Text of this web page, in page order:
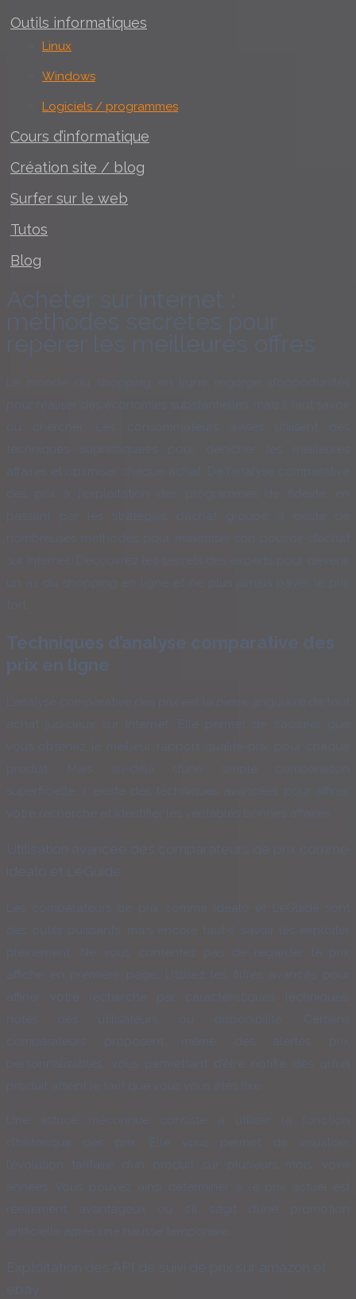
Outils informatiques
Linux
Windows
Logiciels / programmes
Cours d’informatique
Création site / blog
Surfer sur le web
Tutos
Blog
Acheter sur internet :
méthodes secrètes pour
repérer les meilleures offres
Le monde du shopping en ligne regorge d’opportunités
pour réaliser des économies substantielles, mais il faut savoir
où chercher. Les consommateurs avisés utilisent des
techniques sophistiquées pour dénicher les meilleures
affaires et optimiser chaque achat. De l’analyse comparative
des prix à l’exploitation des programmes de fidélité, en
passant par les stratégies d’achat groupé, il existe de
nombreuses méthodes pour maximiser son pouvoir d’achat
sur Internet. Découvrez les secrets des experts pour devenir
un as du shopping en ligne et ne plus jamais payer le prix
fort.
Techniques d’analyse comparative des
prix en ligne
L’analyse comparative des prix est la pierre angulaire de tout
achat judicieux sur Internet. Elle permet de s’assurer que
vous obtenez le meilleur rapport qualité-prix pour chaque
produit. Mais au-delà d’une simple comparaison
superficielle, il existe des techniques avancées pour affiner
votre recherche et identifier les véritables bonnes affaires.
Utilisation avancée des comparateurs de prix comme
idealo et LeGuide
Les comparateurs de prix comme Idealo et LeGuide sont
des outils puissants, mais encore faut-il savoir les exploiter
pleinement. Ne vous contentez pas de regarder le prix
affiché en première page. Utilisez les filtres avancés pour
affiner votre recherche par caractéristiques techniques,
notes des utilisateurs, ou disponibilité. Certains
comparateurs proposent même des alertes prix
personnalisables, vous permettant d’être notifié dès qu’un
produit atteint le tarif que vous vous êtes fixé.
Une astuce méconnue consiste à utiliser la fonction
d’historique des prix. Elle vous permet de visualiser
l’évolution tarifaire d’un produit sur plusieurs mois, voire
années. Vous pouvez ainsi déterminer si le prix actuel est
réellement avantageux ou s’il s’agit d’une promotion
artificielle après une hausse temporaire.
Exploitation des API de suivi de prix sur amazon et
ebay